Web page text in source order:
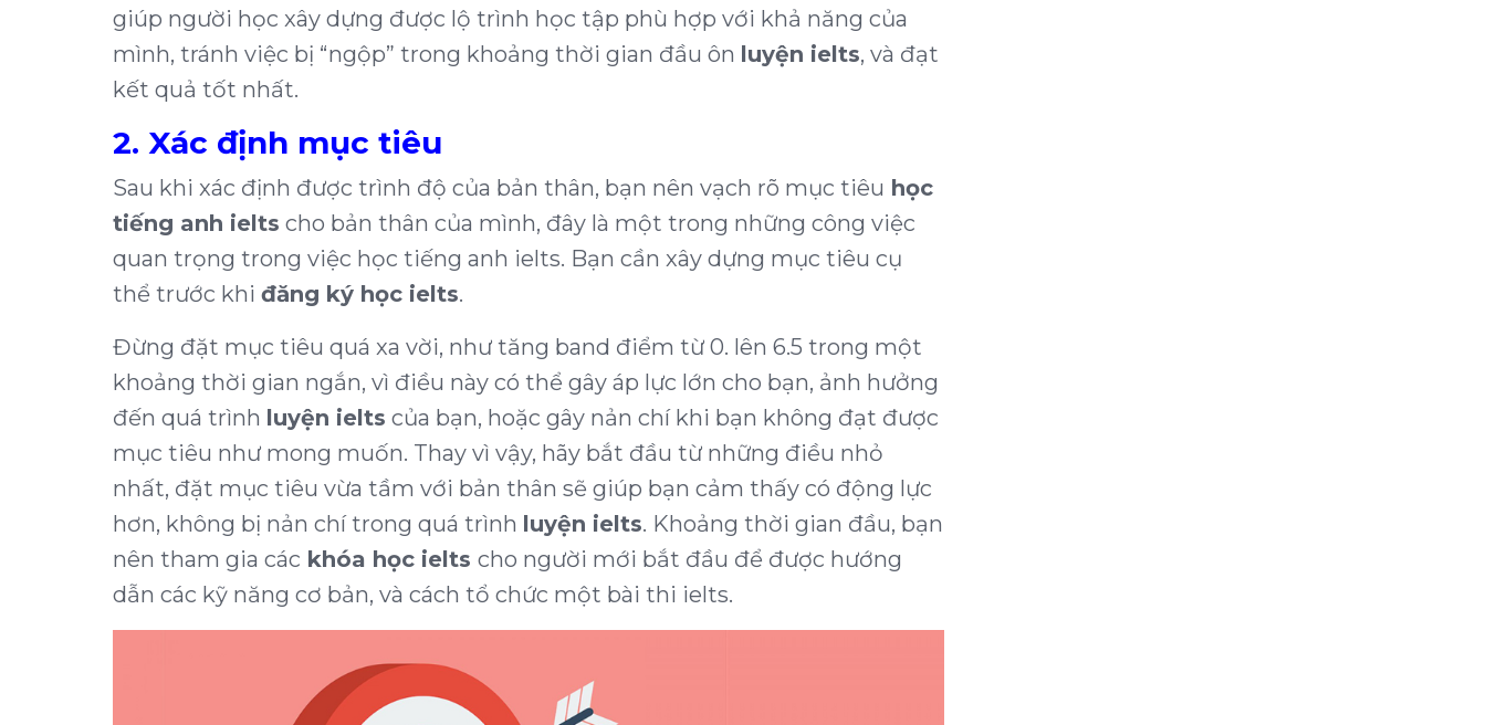
giúp người học xây dựng được lộ trình học tập phù hợp với khả năng của
mình, tránh việc bị “ngộp” trong khoảng thời gian đầu ôn luyện ielts, và đạt
kết quả tốt nhất.
2. Xác định mục tiêu
Sau khi xác định được trình độ của bản thân, bạn nên vạch rõ mục tiêu học
tiếng anh ielts cho bản thân của mình, đây là một trong những công việc
quan trọng trong việc học tiếng anh ielts. Bạn cần xây dựng mục tiêu cụ
thể trước khi đăng ký học ielts.
Đừng đặt mục tiêu quá xa vời, như tăng band điểm từ 0. lên 6.5 trong một
khoảng thời gian ngắn, vì điều này có thể gây áp lực lớn cho bạn, ảnh hưởng
đến quá trình luyện ielts của bạn, hoặc gây nản chí khi bạn không đạt được
mục tiêu như mong muốn. Thay vì vậy, hãy bắt đầu từ những điều nhỏ
nhất, đặt mục tiêu vừa tầm với bản thân sẽ giúp bạn cảm thấy có động lực
hơn, không bị nản chí trong quá trình luyện ielts. Khoảng thời gian đầu, bạn
nên tham gia các khóa học ielts cho người mới bắt đầu để được hướng
dẫn các kỹ năng cơ bản, và cách tổ chức một bài thi ielts.